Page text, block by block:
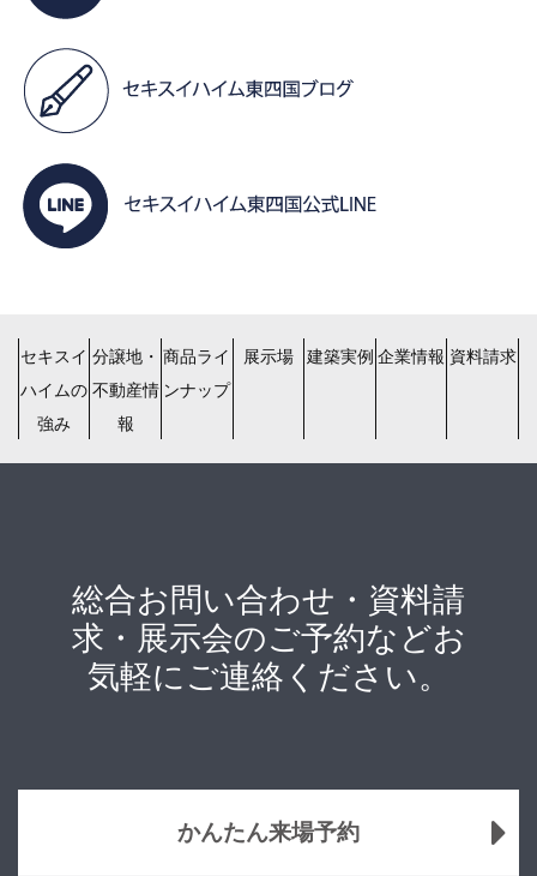
セキスイ
ハイムの
強み
分譲地・
不動産情
報
商品ライ
ンナップ
展示場 建築実例 企業情報 資料請求
総合お問い合わせ・資料請
求・展示会のご予約などお
気軽にご連絡ください。
かんたん来場予約